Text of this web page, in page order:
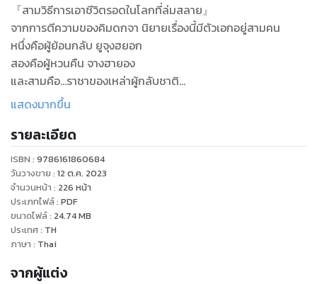
『สามวิธีการเอาชีวิตรอดในโลกที่ล่มสลาย』
จากการตีความของคิมดกจา นิยายเรื่องนี้มีตัวเอกอยู่สามคน
หนึ่งคือผู้ย้อนกลับ ยูจุงฮยอก
สองคือผู้หวนคืน จางฮายอง
และสามคือ...ราชาของเหล่าผู้กลับชาติ
ชาติ’
คิมดกจาได้ทำข้อตกลง ขัดขวางมหาสงครามเทพและปีศาจ
ไม่ให้แผ่ขยายเข้ามายังอาณาเขตปกครองของราชา
การตกลงเป็นไปด้วยดี
แต่คิมดกจาในเวลานั้นไม่รู้เลยว่า
สำหรับสมาชิกกลุ่มบางคนแล้ว กว่าจะได้พบกันอีกครั้ง...
แสดงมากขึ้น
รายละเอียด
ISBN : 9786161860684
วันวางขาย : 12 ต.ค. 2023
จำนวนหน้า : 226 หน้า
ประเภทไฟล์: PDF
ขนาดไฟล์: 24.74MB
ประเทศ: TH
ภาษา : Thai
จากผู้แต่ง